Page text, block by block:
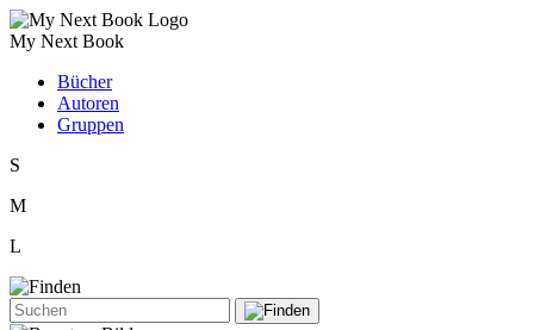
My Next Book
Bücher
Autoren
Gruppen
S
M
L